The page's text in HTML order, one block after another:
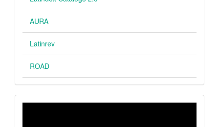
AURA
Latinrev
ROAD